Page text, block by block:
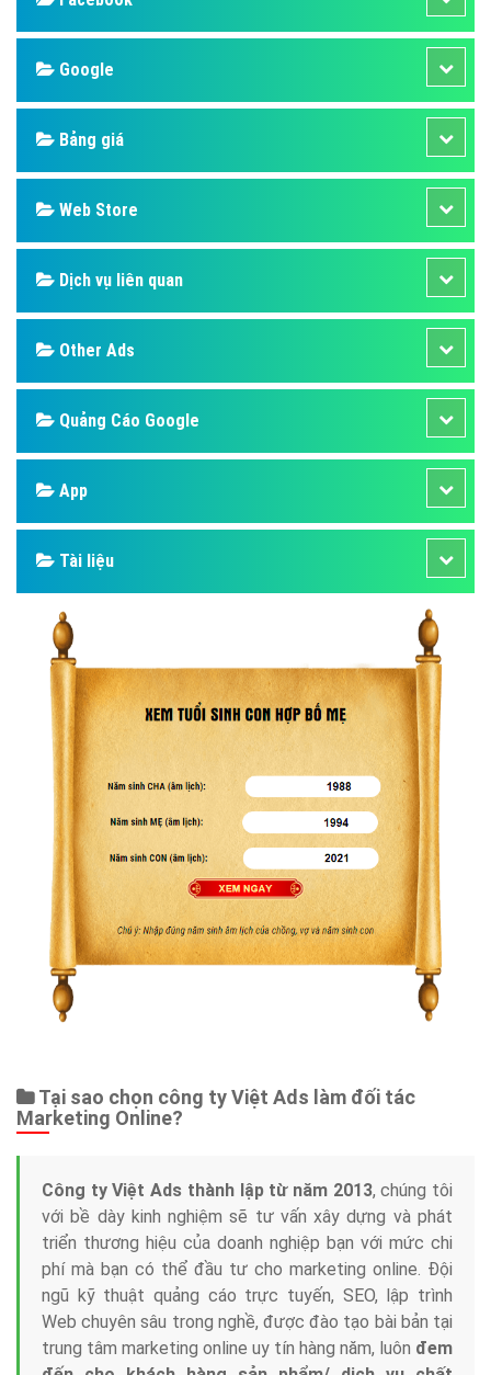
Design
SEO
Banner
Facebook
Google
Bảng giá
Web Store
Dịch vụ liên quan
Other Ads
Quảng Cáo Google
App